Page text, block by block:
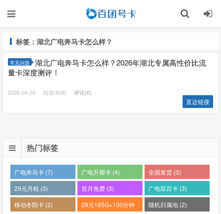
标签：湖北广电奔马卡怎么样？
常见问题
湖北广电奔马卡怎么样？2026年湖北专属高性价比流
量卡深度测评！
2026-04-09 阅读(608) 评论(0)
直达链接
热门标签
广电奔马卡 (7) 广电升卿卡 (4)
全国发货 (3)
29元月租 (3)
首月免费 (3)
广电双百卡 (3)
移动冬阳卡 (2)
29元185G+100分钟
随机归属地 (2)